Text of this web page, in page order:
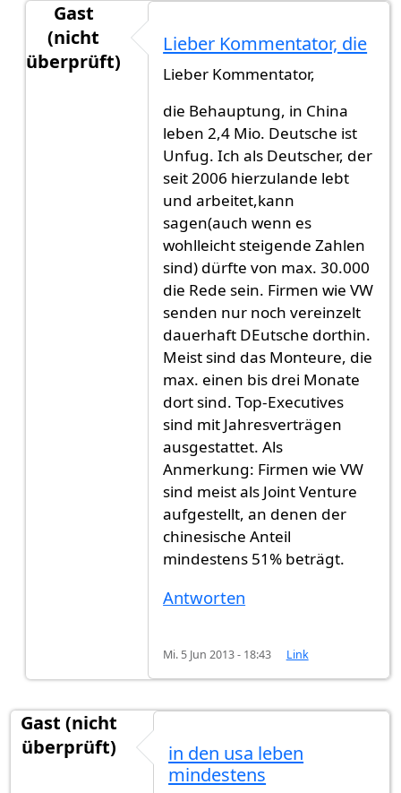
Gast
(nicht
überprüft)
also in der liste muss viel
Lieber Kommentator, die
Lieber Kommentator,
die Behauptung, in China
leben 2,4 Mio. Deutsche ist
Unfug. Ich als Deutscher, der
seit 2006 hierzulande lebt
und arbeitet,kann
sagen(auch wenn es
wohlleicht steigende Zahlen
sind) dürfte von max. 30.000
die Rede sein. Firmen wie VW
senden nur noch vereinzelt
dauerhaft DEutsche dorthin.
Meist sind das Monteure, die
max. einen bis drei Monate
dort sind. Top-Executives
sind mit Jahresverträgen
ausgestattet. Als
Anmerkung: Firmen wie VW
sind meist als Joint Venture
aufgestellt, an denen der
chinesische Anteil
mindestens 51% beträgt.
Antworten
Mi. 5 Jun 2013 - 18:43 Link
Gast (nicht
überprüft)
in den usa leben
mindestens